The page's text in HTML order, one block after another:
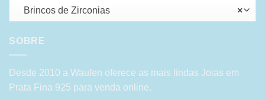
×
Brincos de Zirconias
SOBRE
Desde 2010 a Waufen oferece as mais lindas Joias em
Prata Fina 925 para venda online.